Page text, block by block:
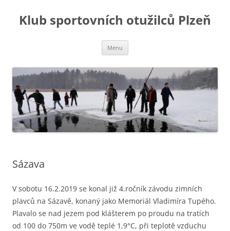
obsahu
webu
Klub sportovních otužilců Plzeň
Menu
Sázava
V sobotu 16.2.2019 se konal již 4.ročník závodu zimních
plavců na Sázavě, konaný jako Memoriál Vladimíra Tupého.
Plavalo se nad jezem pod klášterem po proudu na tratích
od 100 do 750m ve vodě teplé 1,9°C, při teplotě vzduchu